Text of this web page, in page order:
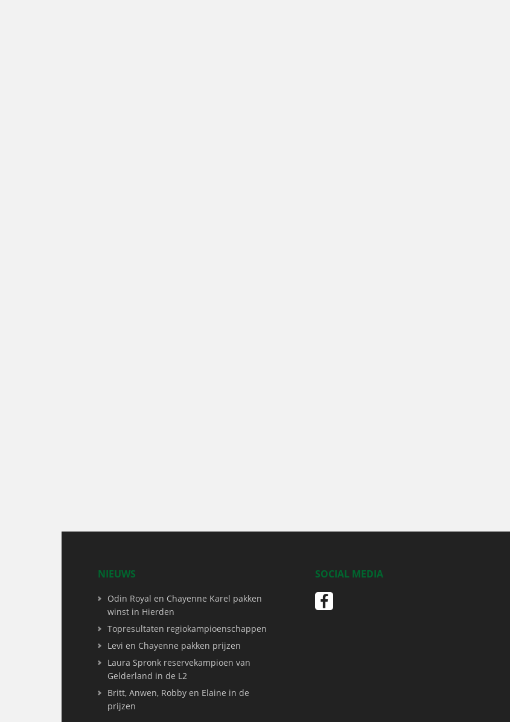
NIEUWS
Odin Royal en Chayenne Karel pakken
winst in Hierden
Topresultaten regiokampioenschappen
Levi en Chayenne pakken prijzen
Laura Spronk reservekampioen van
Gelderland in de L2
Britt, Anwen, Robby en Elaine in de
prijzen
SOCIAL MEDIA